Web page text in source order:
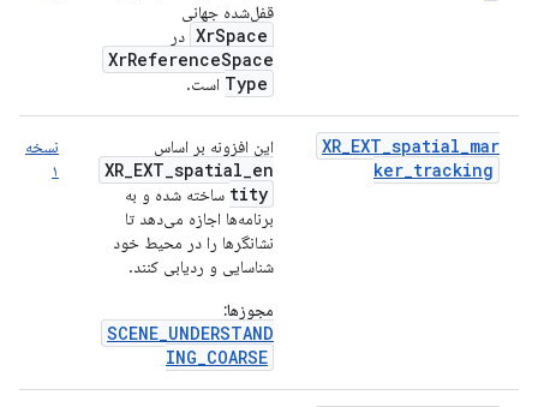
قفل‌شده جهانی
XrSpace در
XrReferenceSpace
Type است.
XR_EXT_spatial_mar
ker_tracking
این افزونه بر اساس
XR_EXT_spatial_en
tity ساخته شده و به
برنامه‌ها اجازه می‌دهد تا
نشانگرها را در محیط خود
شناسایی و ردیابی کنند.
مجوزها:
SCENE_UNDERSTAND
ING_COARSE
نسخه
۱